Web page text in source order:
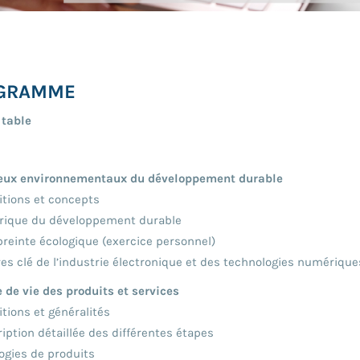
table
environnementaux du développement durable
et concepts
du développement durable
écologique (exercice personnel)
clé de l’industrie électronique et des technologies
de vie des produits et services
et généralités
détaillée des différentes étapes
de produits